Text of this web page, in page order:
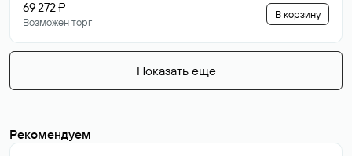
69 272 ₽
Возможен торг
В корзину
Показать еще
Рекомендуем